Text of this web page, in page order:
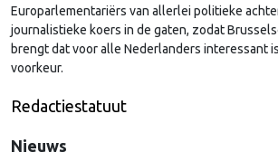
Europarlementariërs van allerlei politieke
journalistieke koers in de gaten, zodat
brengt dat voor alle Nederlanders interessant
voorkeur.
Redactiestatuut
Nieuws